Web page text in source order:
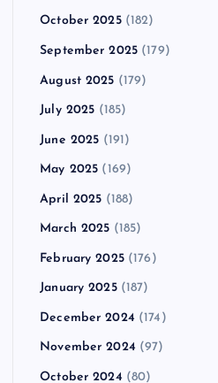
October 2025(182)
September 2025 (179)
August 2025 (179)
July 2025 (185)
June 2025 (191)
May 2025 (169)
April 2025 (188)
March 2025 (185)
February 2025(176)
January 2025(187)
December 2024 (174)
November 2024 (97)
October 2024 (80)